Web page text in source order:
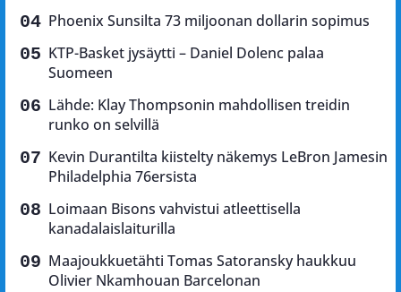
Phoenix Sunsilta 73 miljoonan dollarin sopimus
KTP-Basket jysäytti – Daniel Dolenc palaa
Suomeen
Lähde: Klay Thompsonin mahdollisen treidin
runko on selvillä
Kevin Durantilta kiistelty näkemys LeBron Jamesin
Philadelphia 76ersista
Loimaan Bisons vahvistui atleettisella
kanadalaislaiturilla
Maajoukkuetähti Tomas Satoransky haukkuu
Olivier Nkamhouan Barcelonan